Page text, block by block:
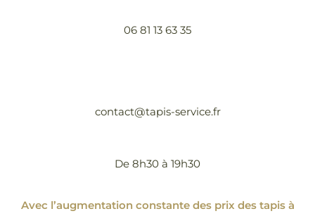
06 81 13 63 35
contact@tapis-service.fr
De 8h30 à 19h30
Avec l’augmentation constante des prix des tapis à